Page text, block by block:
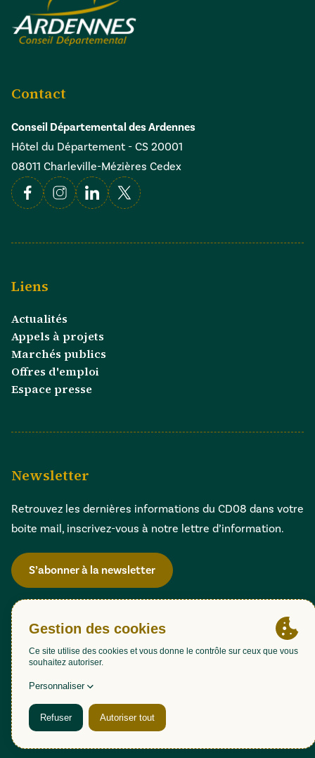
Contact
Conseil Départemental des Ardennes
Hôtel du Département - CS 20001
08011 Charleville-Mézières Cedex
FacebookInstagramLinkedin
X
Liens
Actualités
Appels à projets
Marchés publics
Offres d'emploi
Espace presse
Newsletter
Retrouvez les dernières informations du CD08 dans votre
boite mail, inscrivez-vous à notre lettre d’information.
S’abonner à la newsletter
Gestion des cookies
Accessibilité : partiellement conforme (98,51%)
Mentions légales
Politique de confidentialité
Plan du site
Une création